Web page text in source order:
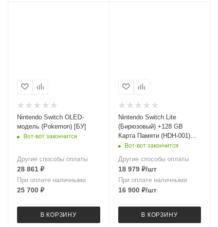
Nintendo Switch OLED-
модель (Pokemon) [БУ]
Вот-вот закончится
Другие способы оплаты
28 861 ₽
При оплате наличными
25 700 ₽
В КОРЗИНУ
Nintendo Switch Lite
(Бирюзовый) +128 GB
Карта Памяти (HDH-001)
[БУ]Вот-вот закончится
Другие способы оплаты
18 979₽/шт
При оплате наличными
16 900₽/шт
В КОРЗИНУ